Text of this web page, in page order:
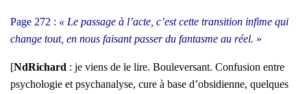
Page 272 : « Le pas­sage à l’acte, c’est cette tran­si­tion infime qui
change tout, en nous fai­sant pas­ser du fan­tasme au réel. »
[NdRi­chard : je viens de le lire. Bou­le­ver­sant. Confu­sion entre
psy­cho­lo­gie et psy­cha­na­lyse, cure à base d’ob­si­dienne, quelques